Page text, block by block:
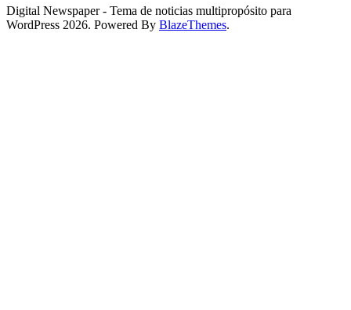
Digital Newspaper - Tema de noticias multipropósito para
WordPress 2026. Powered By BlazeThemes.